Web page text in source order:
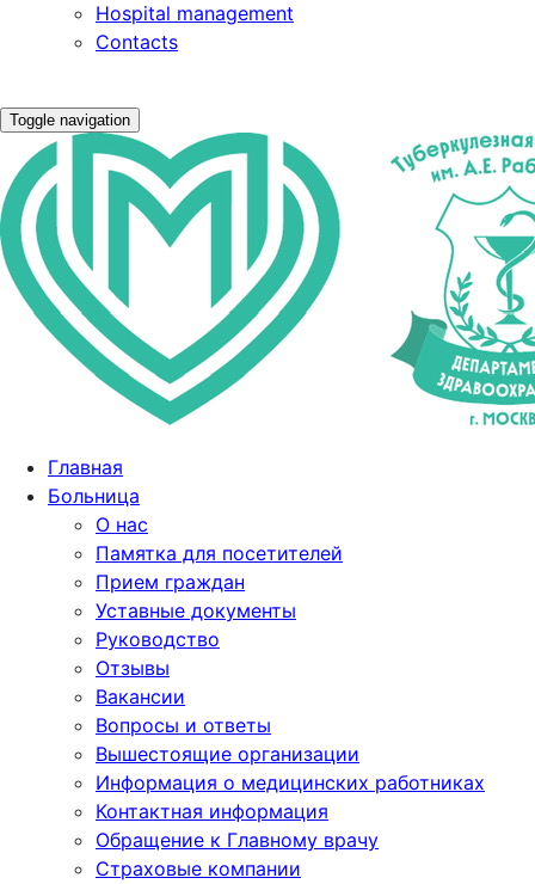
Hospital management
Contacts
Toggle navigation
Главная
Больница
О нас
Памятка для посетителей
Прием граждан
Уставные документы
Руководство
Отзывы
Вакансии
Вопросы и ответы
Вышестоящие организации
Информация о медицинских работниках
Контактная информация
Обращение к Главному врачу
Страховые компании